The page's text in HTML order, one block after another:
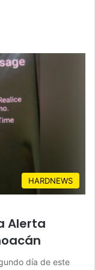
HARDNEWS
Alerta
día de este